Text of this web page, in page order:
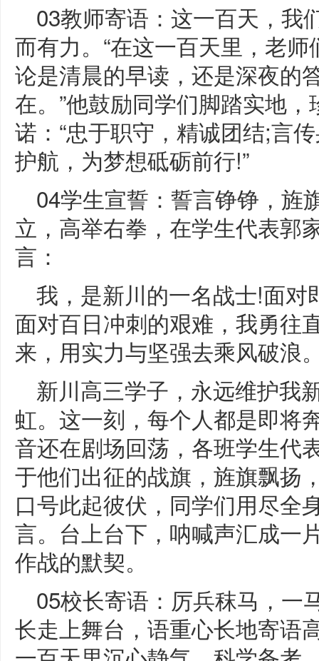
03教师寄语：这一百天，我
而有力。“在这一百天里，老
论是清晨的早读，还是深夜的
在。”他鼓励同学们脚踏实地
诺：“忠于职守，精诚团结;言
护航，为梦想砥砺前行!”
04学生宣誓：誓言铮铮，旌
立，高举右拳，在学生代表郭
言：
我，是新川的一名战士!面
面对百日冲刺的艰难，我勇往
来，用实力与坚强去乘风破浪
新川高三学子，永远维护我
虹。这一刻，每个人都是即将
音还在剧场回荡，各班学生代
于他们出征的战旗，旌旗飘扬
口号此起彼伏，同学们用尽全
言。台上台下，呐喊声汇成一
作战的默契。
05校长寄语：厉兵秣马，一
长走上舞台，语重心长地寄语